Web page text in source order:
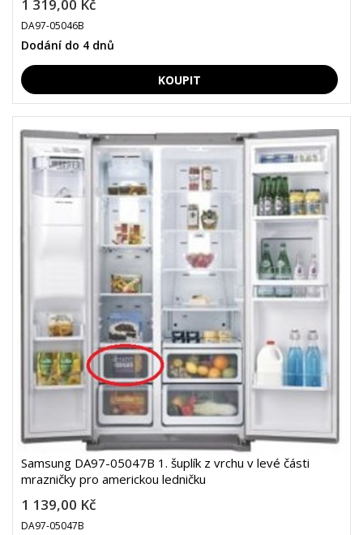
1 319,00 Kč
DA97-05046B
Dodání do 4 dnů
Samsung DA97-05047B 1. šuplík z vrchu v levé části
mrazničky pro americkou ledničku
1 139,00 Kč
DA97-05047B